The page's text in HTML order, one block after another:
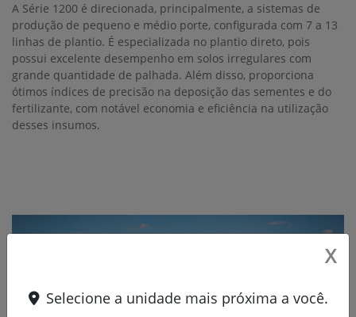
A Série 1200 é direcionada, principalmente, a sistemas de
produção de pequeno e médio porte, configurada com 7 a 13
linhas de plantio. É especializada no plantio direto, pois
possui excelente desempenho em solos irregulares com
grande quantidade de palhada. Além disso, proporciona
ótimos índices de precisão na deposição das sementes e do
fertilizante, com notável economia e eficiência na utilização
desses insumos.
X
Selecione a unidade mais próxima a você.